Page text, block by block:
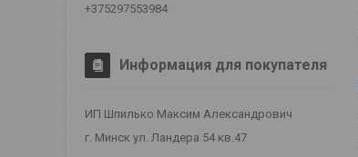
+375297553984
Информация для покупателя
ИП Шпилько Максим Александрович
г. Минск ул. Ландера 54 кв.47